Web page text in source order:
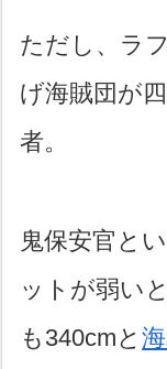
ただし、ラ
げ海賊団が
者。
鬼保安官と
ットが弱い
も340cmと